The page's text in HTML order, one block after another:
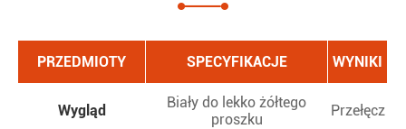
PRZEDMIOTY SPECYFIKACJE WYNIKI
Wygląd
Biały do lekko żółtego
proszku
Przełęcz